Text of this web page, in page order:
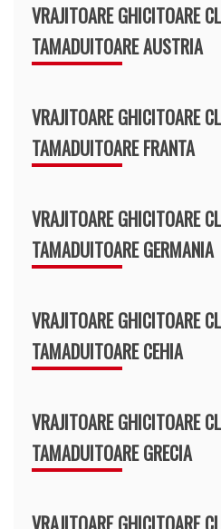
VRAJITOARE GHICITOARE
TAMADUITOARE AUSTRIA
VRAJITOARE GHICITOARE
TAMADUITOARE FRANTA
VRAJITOARE GHICITOARE
TAMADUITOARE GERMANIA
VRAJITOARE GHICITOARE
TAMADUITOARE CEHIA
VRAJITOARE GHICITOARE
TAMADUITOARE GRECIA
VRAJITOARE GHICITOARE